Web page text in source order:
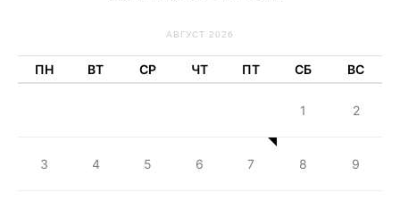
АВГУСТ 2026
ПН ВТ СР ЧТ ПТ СБ ВС
1 2
3 4 5 6 7 8 9